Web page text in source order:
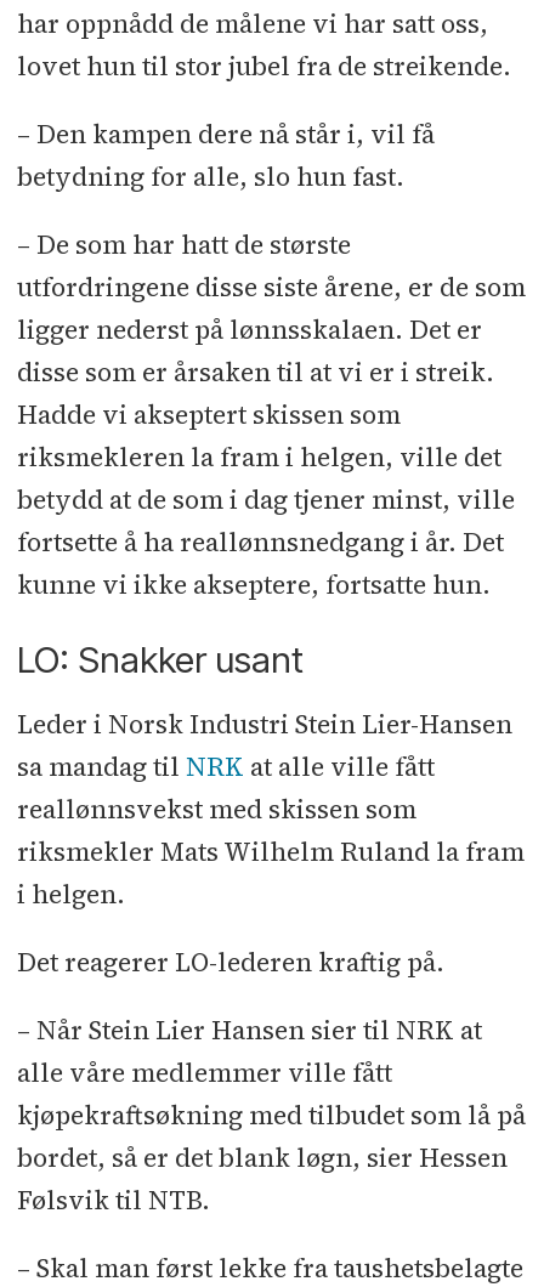
har oppnådd de målene vi har satt oss,
lovet hun til stor jubel fra de streikende.
– Den kampen dere nå står i, vil få
betydning for alle, slo hun fast.
– De som har hatt de største
utfordringene disse siste årene, er de som
ligger nederst på lønnsskalaen. Det er
disse som er årsaken til at vi er i streik.
Hadde vi akseptert skissen som
riksmekleren la fram i helgen, ville det
betydd at de som i dag tjener minst, ville
fortsette å ha reallønnsnedgang i år. Det
kunne vi ikke akseptere, fortsatte hun.
LO: Snakker usant
Leder i Norsk Industri Stein Lier-Hansen
sa mandag til NRK at alle ville fått
reallønnsvekst med skissen som
riksmekler Mats Wilhelm Ruland la fram
i helgen.
Det reagerer LO-lederen kraftig på.
– Når Stein Lier Hansen sier til NRK at
alle våre medlemmer ville fått
kjøpekraftsøkning med tilbudet som lå på
bordet, så er det blank løgn, sier Hessen
Følsvik til NTB.
– Skal man først lekke fra taushetsbelagte